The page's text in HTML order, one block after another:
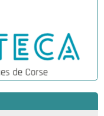
Morin :
- Mediateca
- Pitretu è
Mondu ditu
- Currà
Regards sur le
- Spaziu Jean-